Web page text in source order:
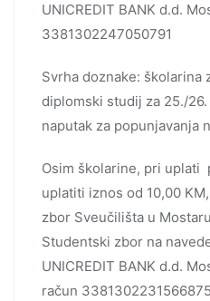
UNICREDIT BANK d.d.
3381302247050791
Svrha doznake: školarina
diplomski studij za 25./
naputak za popunjavanja
Osim školarine, pri uplati
uplatiti iznos od 10,00
zbor Sveučilišta u
Studentski zbor na
UNICREDIT BANK d.d.
račun